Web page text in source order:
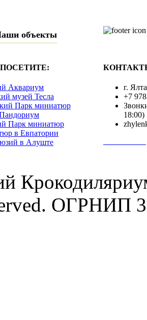
объекты
Аквариум
музей Тесла
Парк миниатюр
Парк миниатюр
в Евпатории
в Алуште
г.
+7
18:00)
ОГРНИП